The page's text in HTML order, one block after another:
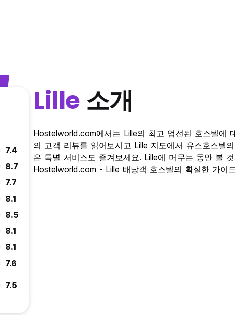
7.4
8.7
7.7
8.1
8.5
8.1
8.1
7.6
7.5
Lille 소개
Hostelworld.com에서는 Lille의 최고 엄선된 호스텔에
의 고객 리뷰를 읽어보시고 Lille 지도에서 유스호스텔
은 특별 서비스도 즐겨보세요. Lille에 머무는 동안 볼
Hostelworld.com - Lille 배낭객 호스텔의 확실한 가이